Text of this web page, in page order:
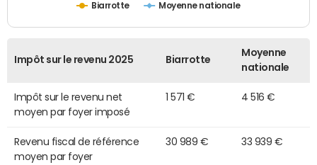
Biarrotte Moyenne nationale
Impôt sur le revenu 2025 Biarrotte
Moyenne
nationale
Impôt sur le revenu net
moyen par foyer imposé
1 571 € 4 516 €
Revenu fiscal de référence
moyen par foyer
30 989 € 33 939 €